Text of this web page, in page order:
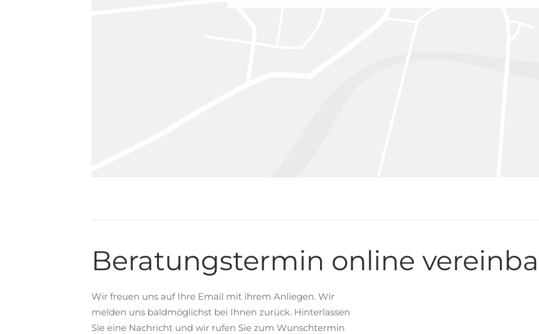
Beratungstermin online
Wir freuen uns auf Ihre Email mit ihrem Anliegen. Wir
melden uns baldmöglichst bei Ihnen zurück. Hinterlassen
Sie eine Nachricht und wir rufen Sie zum Wunschtermin